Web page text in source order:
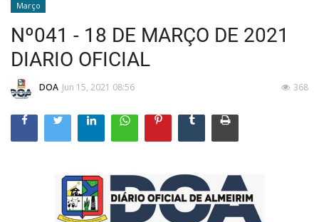
Março
Nº041 - 18 DE MARÇO DE 2021
DIARIO OFICIAL
DOA Jun 15, 2021 08:56 368